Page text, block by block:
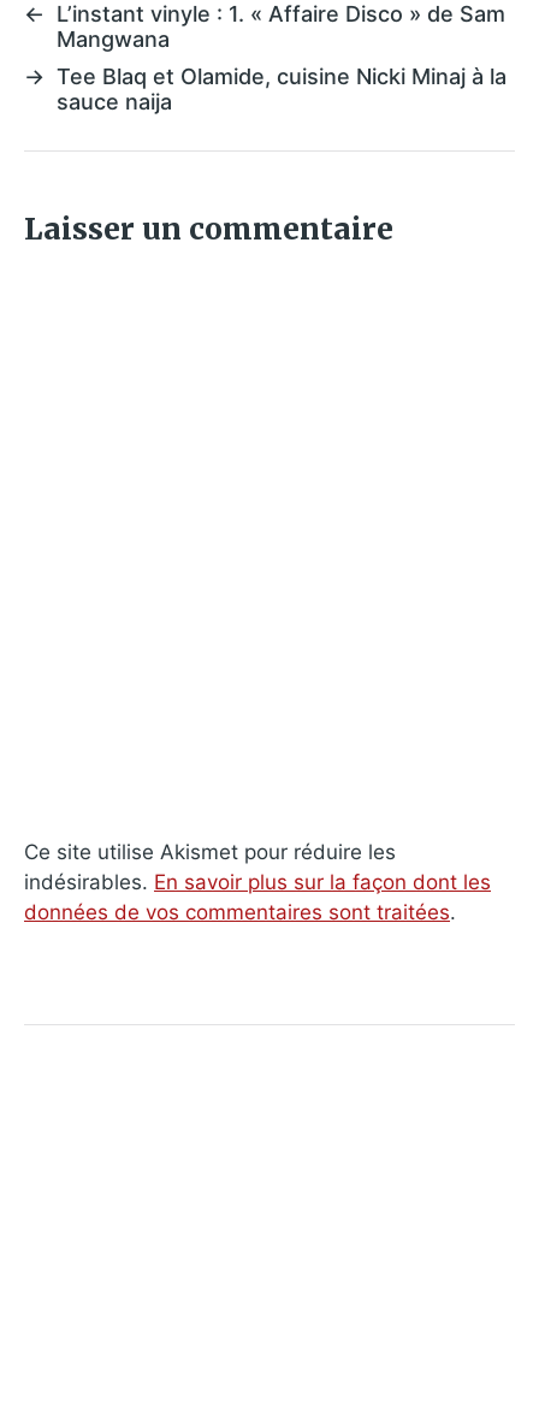
←
L’instant vinyle : 1. « Affaire Disco » de Sam
Mangwana
→ Tee Blaq et Olamide, cuisine Nicki Minaj à la
sauce naija
Laisser un commentaire
Ce site utilise Akismet pour réduire les
indésirables. En savoir plus sur la façon dont les
données de vos commentaires sont traitées.